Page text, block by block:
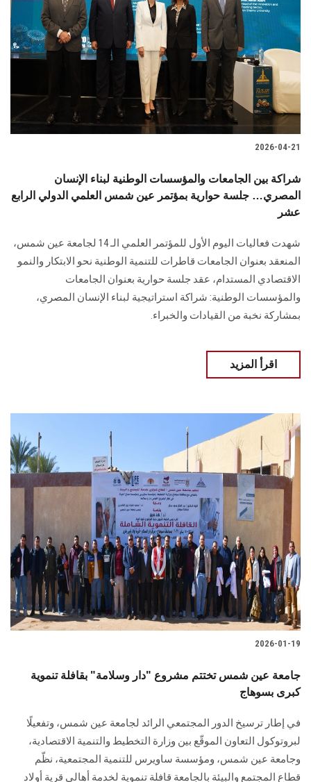
2026-04-21
شراكة بين الجامعات والمؤسسات الوطنية لبناء الإنسان
المصري… جلسة حوارية بمؤتمر عين شمس العلمي الدولي الرابع
عشر
شهدت فعاليات اليوم الأول للمؤتمر العلمي الـ 14 لجامعة عين شمس،
المنعقد بعنوان الجامعات قاطرات للتنمية الوطنية نحو الابتكار والنمو
الاقتصادي المستدام، عقد جلسة حوارية بعنوان الجامعات
والمؤسسات الوطنية: شراكة استراتيجية لبناء الإنسان المصري،
بمشاركة نخبة من القيادات والخبراء.
اقرأ المزيد
2026-01-19
جامعة عين شمس تختتم مشروع "دار وسلامة" بقافلة تنموية
كبرى بسوهاج
في إطار ترسيخ الدور المجتمعي الرائد لجامعة عين شمس، وتفعيلًا
لبروتوكول التعاون الموقّع بين وزارة التخطيط والتنمية الاقتصادية،
وجامعة عين شمس، ومؤسسة ساويرس للتنمية المجتمعية، نظّم
قطاع المجتمع والبيئة بالجامعة قافلة تنموية لخدمة أهالي قرية أولاد